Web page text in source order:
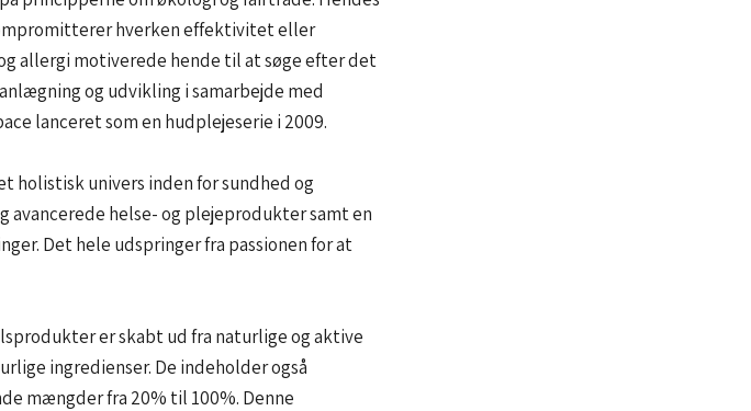
hverken effektivitet eller
allergi motiverede hende til at søge efter det
og udvikling i samarbejde med
lanceret som en hudplejeserie i 2009.
holistisk univers inden for sundhed og
helse- og plejeprodukter samt en
Det hele udspringer fra passionen for at
er skabt ud fra naturlige og aktive
ingredienser. De indeholder også
mængder fra 20% til 100%. Denne